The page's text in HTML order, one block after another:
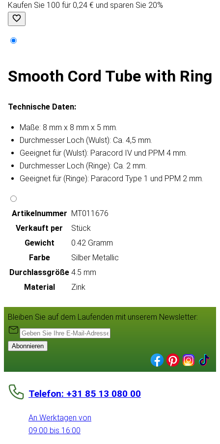
Kaufen Sie 100 für 0,24 € und sparen Sie 20%
Smooth Cord Tube with Ring
Technische Daten:
Maße: 8 mm x 8 mm x 5 mm.
Durchmesser Loch (Wulst): Ca. 4,5 mm.
Geeignet für (Wulst): Paracord IV und PPM 4 mm.
Durchmesser Loch (Ringe): Ca. 2 mm.
Geeignet für (Ringe): Paracord Type 1 und PPM 2 mm.
Artikeln‌ummer MT011676
Verkauft per
Stück
Gewicht
0.42 Gramm
Farbe
Silber Metallic
Durchlassgröße 4.5 mm
Material
Zink
Bleiben Sie auf dem Laufenden mit unserem Newsletter:
Abonnieren
Telefon: +31 85 13 080 00
An Werktagen von
09:00 bis 16:00